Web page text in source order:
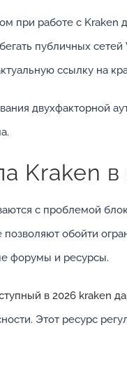
при работе с Kraken
публичных
ссылку на
двухфакторной
Kraken в
с проблемой
обойти
форумы и ресурсы.
в 2026 kraken
Этот ресурс